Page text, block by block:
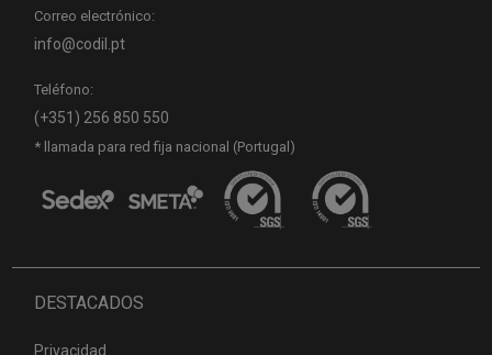
Correo electrónico:
info@codil.pt
Teléfono:
(+351) 256 850 550
* llamada para red fija nacional (Portugal)
DESTACADOS
Privacidad